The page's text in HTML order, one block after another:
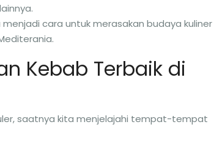
cara untuk merasakan budaya kuliner
Kebab Terbaik di
saatnya kita menjelajahi tempat-tempat